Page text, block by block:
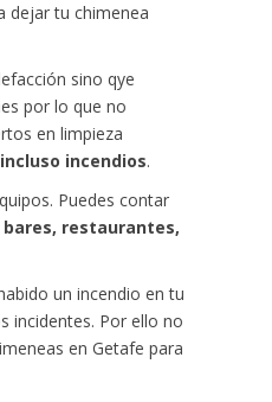
dejar tu chimenea
sino qye
por lo que no
en limpieza
incendios.
Puedes contar
restaurantes,
un incendio en tu
incidentes. Por ello no
en Getafe para